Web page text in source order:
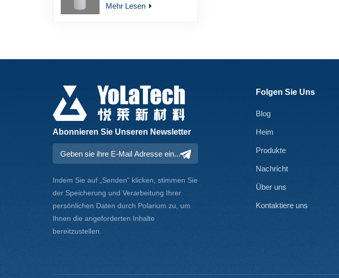
Mehr Lesen
Abonnieren Sie Unseren Newsletter
Indem Sie auf „Senden“ klicken, stimmen Sie
der Speicherung und Verarbeitung Ihrer
persönlichen Daten durch Polarium zu, um
Ihnen die angeforderten Inhalte
bereitzustellen.
Folgen Sie Uns
Blog
Heim
Produkte
Nachricht
Über uns
Kontaktiere uns